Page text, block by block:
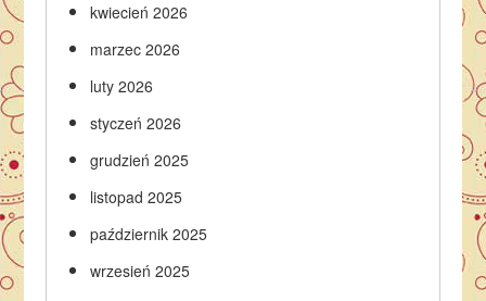
kwiecień 2026
marzec 2026
luty 2026
styczeń 2026
grudzień 2025
listopad 2025
październik 2025
wrzesień 2025